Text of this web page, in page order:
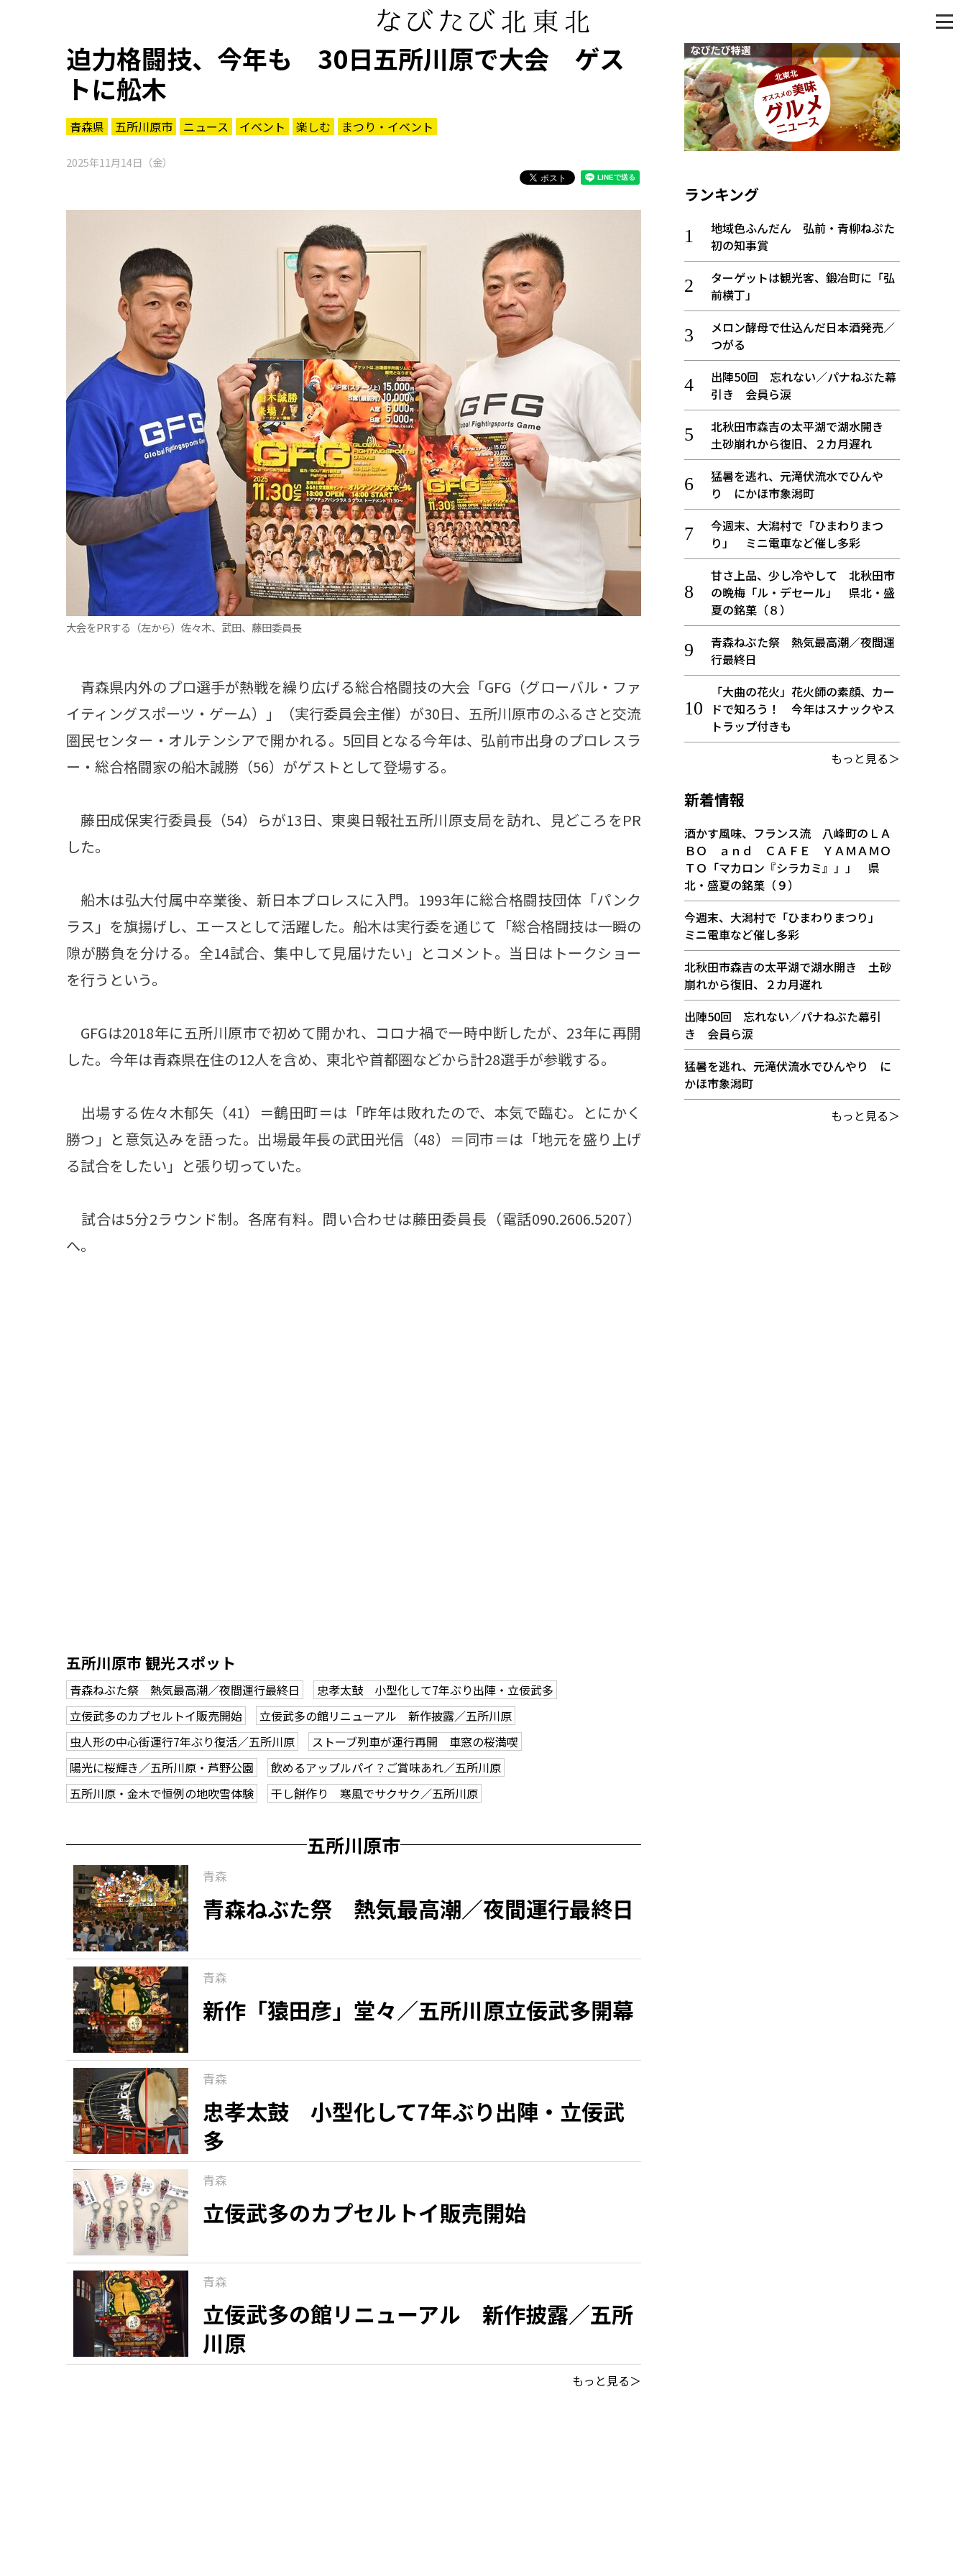
迫力格闘技、今年も 30日五所川原で大会 ゲス
トに舩木
青森県 五所川原市 ニュース イベント 楽しむ まつり・イベント
2025年11月14日（金）
大会をPRする（左から）佐々木、武田、藤田委員長
青森県内外のプロ選手が熱戦を繰り広げる総合格闘技の大会「GFG（グローバル・ファ
イティングスポーツ・ゲーム）」（実行委員会主催）が30日、五所川原市のふるさと交流
圏民センター・オルテンシアで開かれる。5回目となる今年は、弘前市出身のプロレスラ
ー・総合格闘家の船木誠勝（56）がゲストとして登場する。
藤田成保実行委員長（54）らが13日、東奥日報社五所川原支局を訪れ、見どころをPR
した。
船木は弘大付属中卒業後、新日本プロレスに入門。1993年に総合格闘技団体「パンク
ラス」を旗揚げし、エースとして活躍した。船木は実行委を通じて「総合格闘技は一瞬の
隙が勝負を分ける。全14試合、集中して見届けたい」とコメント。当日はトークショー
を行うという。
GFGは2018年に五所川原市で初めて開かれ、コロナ禍で一時中断したが、23年に再開
した。今年は青森県在住の12人を含め、東北や首都圏などから計28選手が参戦する。
出場する佐々木郁矢（41）＝鶴田町＝は「昨年は敗れたので、本気で臨む。とにかく
勝つ」と意気込みを語った。出場最年長の武田光信（48）＝同市＝は「地元を盛り上げ
る試合をしたい」と張り切っていた。
試合は5分2ラウンド制。各席有料。問い合わせは藤田委員長（電話090.2606.5207）
へ。
五所川原市 観光スポット
青森ねぶた祭 熱気最高潮／夜間運行最終日
忠孝太鼓 小型化して7年ぶり出陣・立佞武多
立佞武多のカプセルトイ販売開始
立佞武多の館リニューアル 新作披露／五所川原
虫人形の中心街運行7年ぶり復活／五所川原
ストーブ列車が運行再開 車窓の桜満喫
陽光に桜輝き／五所川原・芦野公園
飲めるアップルパイ？ご賞味あれ／五所川原
五所川原・金木で恒例の地吹雪体験
干し餅作り 寒風でサクサク／五所川原
五所川原市
青森
青森ねぶた祭 熱気最高潮／夜間運行最終日
青森
新作「猿田彦」堂々／五所川原立佞武多開幕
青森
忠孝太鼓 小型化して7年ぶり出陣・立佞武
多
青森
立佞武多のカプセルトイ販売開始
青森
立佞武多の館リニューアル 新作披露／五所
川原
もっと見る＞
ランキング
地域色ふんだん 弘前・青柳ねぷた
初の知事賞
ターゲットは観光客、鍛冶町に「弘
前横丁」
メロン酵母で仕込んだ日本酒発売／
つがる
出陣50回 忘れない／パナねぶた幕
引き 会員ら涙
北秋田市森吉の太平湖で湖水開き
土砂崩れから復旧、２カ月遅れ
猛暑を逃れ、元滝伏流水でひんや
り にかほ市象潟町
今週末、大潟村で「ひまわりまつ
り」 ミニ電車など催し多彩
甘さ上品、少し冷やして 北秋田市
の晩梅「ル・デセール」 県北・盛
夏の銘菓（８）
青森ねぶた祭 熱気最高潮／夜間運
行最終日
「大曲の花火」花火師の素顔、カー
ドで知ろう！ 今年はスナックやス
トラップ付きも
もっと見る＞
新着情報
酒かす風味、フランス流 八峰町のＬＡ
ＢＯ ａｎｄ ＣＡＦＥ ＹＡＭＡＭＯ
ＴＯ「マカロン『シラカミ』」」 県
北・盛夏の銘菓（９）
今週末、大潟村で「ひまわりまつり」
ミニ電車など催し多彩
北秋田市森吉の太平湖で湖水開き 土砂
崩れから復旧、２カ月遅れ
出陣50回 忘れない／パナねぶた幕引
き 会員ら涙
猛暑を逃れ、元滝伏流水でひんやり に
かほ市象潟町
もっと見る＞
まつり・イベント
おみやげ・特産
道の駅・産直
アウトドア・レジャー
ご当地グルメ